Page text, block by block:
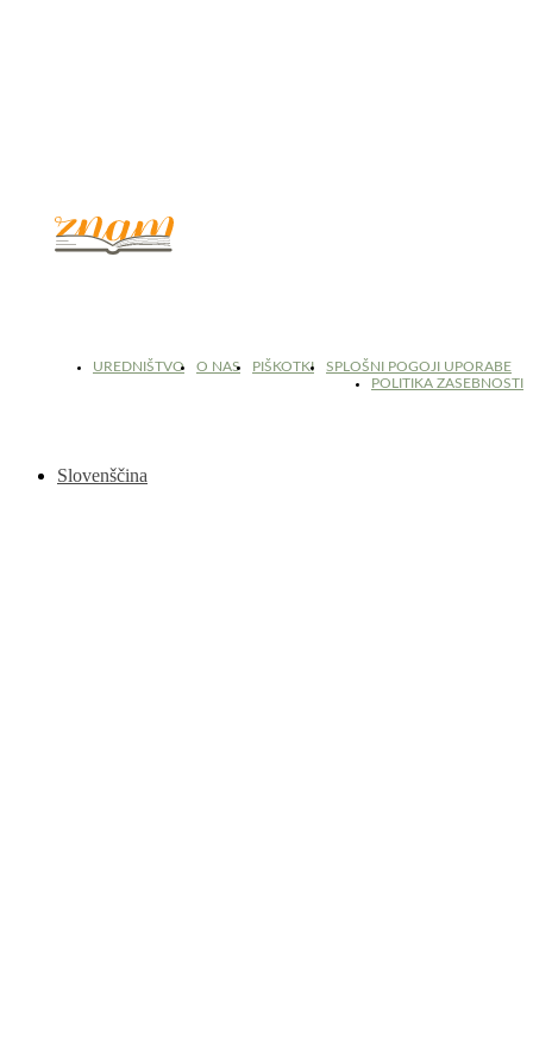
UREDNIŠTVO O NAS PIŠKOTKI
SPLOŠNI POGOJI UPORABE
POLITIKA ZASEBNOSTI
Slovenščina